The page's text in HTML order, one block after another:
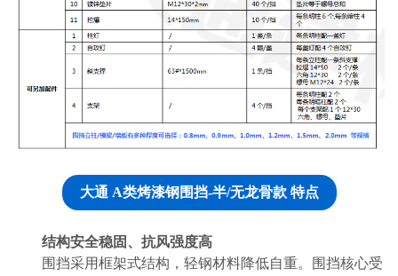
大通 A类烤漆钢围挡-半/无龙骨款 特点
结构安全稳固、抗风强度高
围挡采用框架式结构，轻钢材料降低自重。围挡核心受